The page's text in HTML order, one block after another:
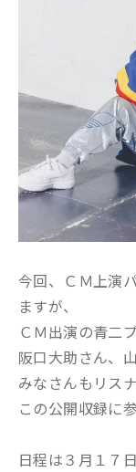
今回、ＣＭ上演
ますが、
ＣＭ出演の青二
阪口大助さん、
みなさんもリス
この公開収録に
日程は３月１７日